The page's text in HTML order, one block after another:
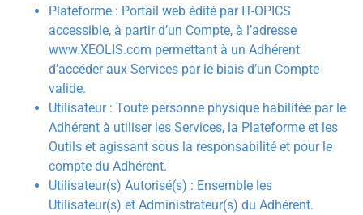
Plateforme : Portail web édité par IT-OPICS
accessible, à partir d’un Compte, à l’adresse
www.XEOLIS.com permettant à un Adhérent
d’accéder aux Services par le biais d’un Compte
valide.
Utilisateur : Toute personne physique habilitée par le
Adhérent à utiliser les Services, la Plateforme et les
Outils et agissant sous la responsabilité et pour le
compte du Adhérent.
Utilisateur(s) Autorisé(s) : Ensemble les
Utilisateur(s) et Administrateur(s) du Adhérent.